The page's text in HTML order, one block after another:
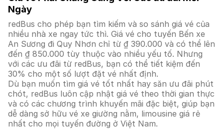
Ngày
redBus cho phép bạn tìm kiếm và so sánh giá vé của
nhiều nhà xe ngay tức thì. Giá vé cho tuyến Bến xe
An Sương đi Quy Nhơn chỉ từ ₫ 390.000 và có thể lên
đến ₫ 850.000 tùy thuộc vào nhiều yếu tố. Nhưng
với các ưu đãi từ redBus, bạn có thể tiết kiệm đến
30% cho một số lượt đặt vé nhất định.
Dù bạn muốn tìm giá vé tốt nhất hay săn ưu đãi phút
chót, redBus luôn cập nhật giá vé theo thời gian thực
và có các chương trình khuyến mãi đặc biệt, giúp bạn
dễ dàng sở hữu vé xe giường nằm, limousine giá rẻ
nhất cho mọi tuyến đường ở Việt Nam.